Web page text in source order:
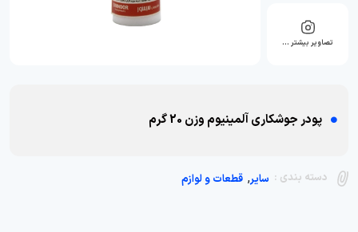
تصاویر بیشتر …
پودر جوشکاری آلمینیوم وزن 20 گرم
دسته بندی : سایر, قطعات و لوازم